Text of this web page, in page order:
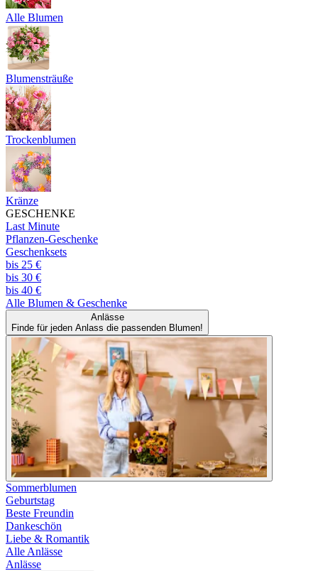
Alle Blumen
Blumensträuße
Trockenblumen
Kränze
GESCHENKE
Last Minute
Pflanzen-Geschenke
Geschenksets
bis 25 €
bis 30 €
bis 40 €
Alle Blumen & Geschenke
Anlässe
Finde für jeden Anlass die passenden Blumen!
Sommerblumen
Geburtstag
Beste Freundin
Dankeschön
Liebe & Romantik
Alle Anlässe
Anlässe